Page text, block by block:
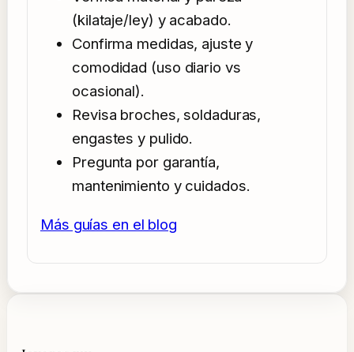
(kilataje/ley) y acabado.
Confirma medidas, ajuste y
comodidad (uso diario vs
ocasional).
Revisa broches, soldaduras,
engastes y pulido.
Pregunta por garantía,
mantenimiento y cuidados.
Más guías en el blog